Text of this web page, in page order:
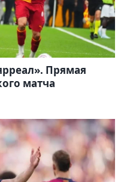
Прямая
матча